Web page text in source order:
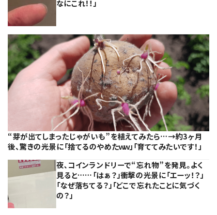
なにこれ！！」
“芽が出てしまったじゃがいも”を植えてみたら…→約3ヶ月
後、驚きの光景に「捨てるのやめたｗｗ」「育ててみたいです！」
夜、コインランドリーで“忘れ物”を発見。よく
見ると……「はぁ？」衝撃の光景に「エーッ！？」
「なぜ落ちてる？」「どこで忘れたことに気づく
の？」